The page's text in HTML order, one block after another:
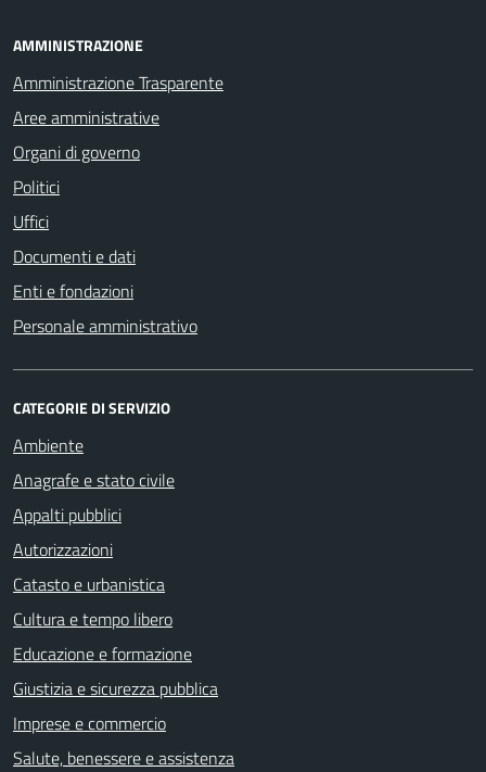
AMMINISTRAZIONE
Amministrazione Trasparente
Aree amministrative
Organi di governo
Politici
Uffici
Documenti e dati
Enti e fondazioni
Personale amministrativo
CATEGORIE DI SERVIZIO
Ambiente
Anagrafe e stato civile
Appalti pubblici
Autorizzazioni
Catasto e urbanistica
Cultura e tempo libero
Educazione e formazione
Giustizia e sicurezza pubblica
Imprese e commercio
Salute, benessere e assistenza